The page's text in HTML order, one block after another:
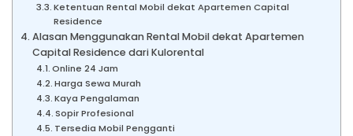
Ketentuan Rental Mobil dekat Apartemen Capital
Residence
Alasan Menggunakan Rental Mobil dekat Apartemen
Capital Residence dari Kulorental
Online 24 Jam
Harga Sewa Murah
Kaya Pengalaman
Sopir Profesional
Tersedia Mobil Pengganti